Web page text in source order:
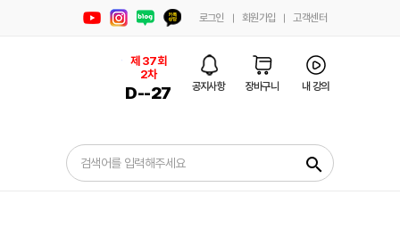
로그인 회원가입 고객센터
제 37회
2차
D--27 공지사항 장바구니 내 강의
search